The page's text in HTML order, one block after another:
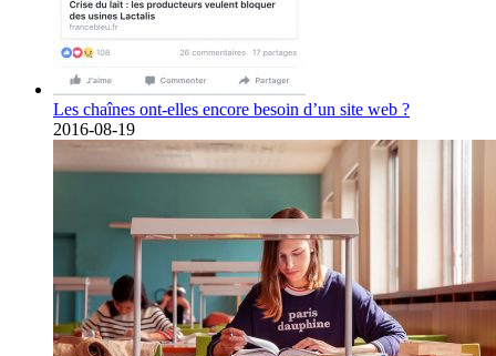
Les chaînes ont-elles encore besoin d’un site web ?
2016-08-19